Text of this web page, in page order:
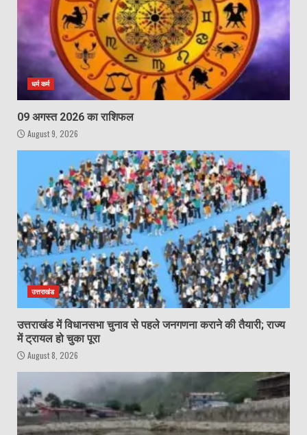
धर्म कर्म
09 अगस्त 2026 का राशिफल
August 9, 2026
उत्तराखंड
उत्तराखंड में विधानसभा चुनाव से पहले जनगणना कराने की तैयारी; राज्य
में ट्रायल हो चुका पूरा
August 8, 2026